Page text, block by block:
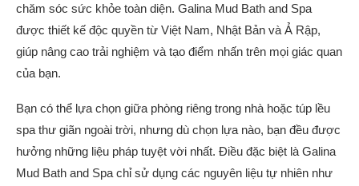
chăm sóc sức khỏe toàn diện. Galina Mud Bath and Spa
được thiết kế độc quyền từ Việt Nam, Nhật Bản và Ả Rập,
giúp nâng cao trải nghiệm và tạo điểm nhấn trên mọi giác quan
của bạn.
Bạn có thể lựa chọn giữa phòng riêng trong nhà hoặc túp lều
spa thư giãn ngoài trời, nhưng dù chọn lựa nào, bạn đều được
hưởng những liệu pháp tuyệt vời nhất. Điều đặc biệt là Galina
Mud Bath and Spa chỉ sử dụng các nguyên liệu tự nhiên như